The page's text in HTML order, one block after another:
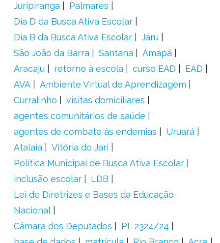
Juripiranga
Palmares
Dia D da Busca Ativa Escolar
Dia B da Busca Ativa Escolar
Jaru
São João da Barra
Santana
Amapá
Aracaju
retorno à escola curso EAD
EAD
AVA
Ambiente Virtual de Aprendizagem
Curralinho
visitas domiciliares
agentes comunitários de saúde
agentes de combate às endemias
Uruará
Atalaia
Vitória do Jari
Política Municipal de Busca Ativa Escolar
inclusão escolar
LDB
Lei de Diretrizes e Bases da Educação
Nacional
Câmara dos Deputados
PL 2324/24